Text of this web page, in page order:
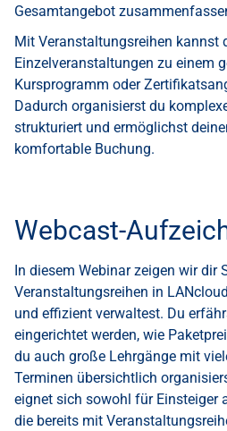
Gesamtangebot
Mit Veranstaltungsreihen kannst
Einzelveranstaltungen zu einem
Kursprogramm oder
Dadurch organisierst du
strukturiert und ermöglichst
komfortable Buchung.
Webcast-
In diesem Webinar zeigen wir dir
Veranstaltungsreihen in
und effizient verwaltest. Du
eingerichtet werden, wie
du auch große Lehrgänge mit
Terminen übersichtlich
eignet sich sowohl für Einsteiger
die bereits mit